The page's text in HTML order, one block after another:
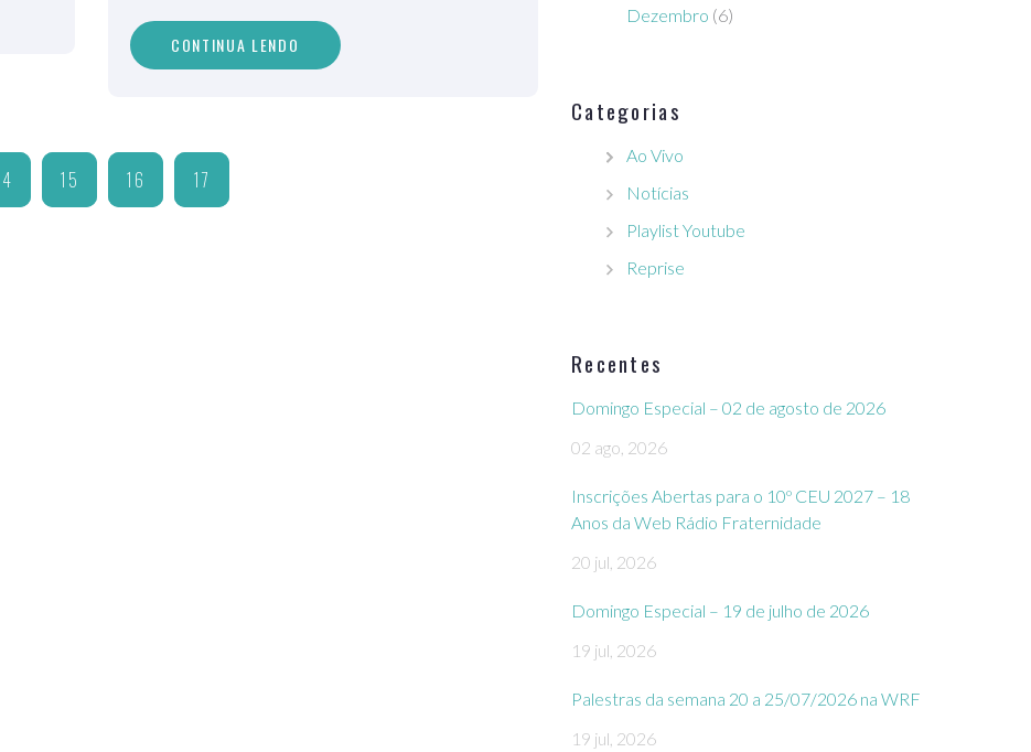
CONTINUA LENDO
15 16 17
Dezembro (6)
Categorias
Ao Vivo
Notícias
Playlist Youtube
Reprise
Recentes
Domingo Especial – 02 de agosto de 2026
02 ago, 2026
Inscrições Abertas para o 10º CEU 2027 – 18
Anos da Web Rádio Fraternidade
20 jul, 2026
Domingo Especial – 19 de julho de 2026
19 jul, 2026
Palestras da semana 20 a 25/07/2026 na WRF
19 jul, 2026